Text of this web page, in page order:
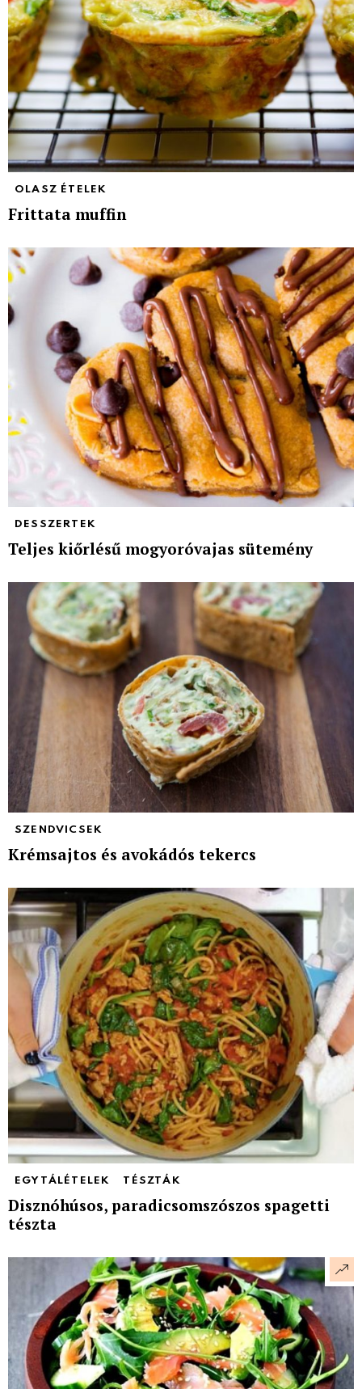
OLASZ ÉTELEK
Frittata muffin
DESSZERTEK
Teljes kiőrlésű mogyoróvajas sütemény
SZENDVICSEK
Krémsajtos és avokádós tekercs
EGYTÁLÉTELEK TÉSZTÁK
Disznóhúsos, paradicsomszószos spagetti
tészta